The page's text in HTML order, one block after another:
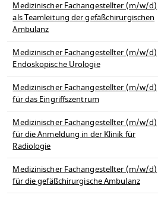
Medizinischer Fachangestellter (m/w/d)
als Teamleitung der gefäßchirurgischen
Ambulanz
Medizinischer Fachangestellter (m/w/d)
Endoskopische Urologie
Medizinischer Fachangestellter (m/w/d)
für das Eingriffszentrum
Medizinischer Fachangestellter (m/w/d)
für die Anmeldung in der Klinik für
Radiologie
Medizinischer Fachangestellter (m/w/d)
für die gefäßchirurgische Ambulanz